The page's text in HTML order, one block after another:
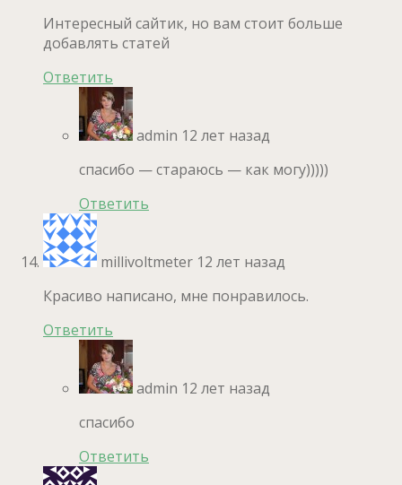
Интересный сайтик, но вам стоит больше
добавлять статей
Ответить
admin 12 лет назад
спасибо — стараюсь — как могу)))))
Ответить
millivoltmeter 12 лет назад
Красиво написано, мне понравилось.
Ответить
admin 12 лет назад
спасибо
Ответить